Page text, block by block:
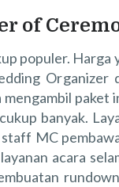
of
populer. Harga
Organizer
paket
banyak.
MC
acara